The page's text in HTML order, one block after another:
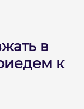
в
к